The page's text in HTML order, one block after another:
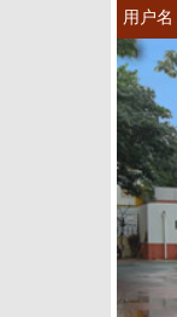
用户名